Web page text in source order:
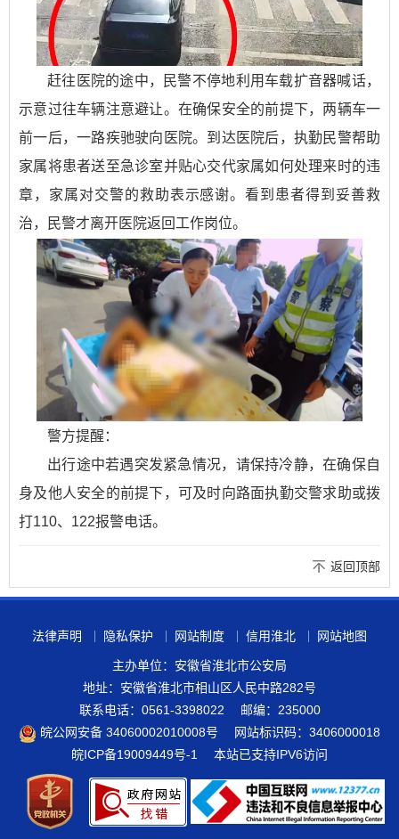
赶往医院的途中，民警不停地利用车载扩音器喊话，
示意过往车辆注意避让。在确保安全的前提下，两辆车一
前一后，一路疾驰驶向医院。到达医院后，执勤民警帮助
家属将患者送至急诊室并贴心交代家属如何处理来时的违
章，家属对交警的救助表示感谢。看到患者得到妥善救
治，民警才离开医院返回工作岗位。
警方提醒：
出行途中若遇突发紧急情况，请保持冷静，在确保自
身及他人安全的前提下，可及时向路面执勤交警求助或拨
打110、122报警电话。
返回顶部
法律声明 隐私保护 网站制度 信用淮北 网站地图
主办单位：安徽省淮北市公安局
地址：安徽省淮北市相山区人民中路282号
联系电话：0561-3398022
邮编：235000
皖公网安备 34060002010008号
网站标识码：3406000018
皖ICP备19009449号-1
本站已支持IPV6访问